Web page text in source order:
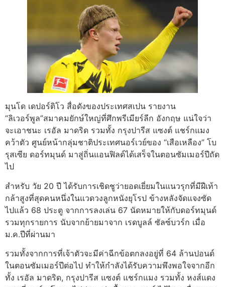
มุนโด เดปอร์ติโว สื่อดังของประเทศสเปน รายงาน
“ลิเวอร์พูล”สมาคมยักษ์ใหญ่ที่ศึกพรีเมียร์ลีก อังกฤษ แน่ใจว่า
จะเอาชนะ เรอัล มาดริด รวมทั้ง กรุงปารีส แซงต์ แชร์กแมง
คว้าตัว ศูนย์หน้ากลุ่มชาติประเทศนอร์เวย์ของ “เสือเหลือง” โบ
รุสเซีย ดอร์ทมุนด์ มาสู่ถิ่นแอนฟิลด์ได้เสร็จในตอนซัมเมอร์ปีถัด
ไป
สำหรับ วัย 20 ปี ได้รับการเชิดชูว่ายอดเยี่ยมในแนวรุกที่มีฝีเท้า
กล้าสูงที่สุดคนหนึ่งในแวดวงลูกหนังยุโรป ข้างหลังจัดแจงซัด
ไปแล้ว 68 ประตู จากการลงเล่น 67 นัดหมายให้กับดอร์ทมุนด์
รวมทุกรายการ นับจากย้ายมาจาก เรดบูลล์ ซัลซ์บวร์ก เมื่อ
ม.ค.ปีที่ผ่านมา
รวมทั้งจากการที่เจ้าตัวจะมีค่าฉีกข้อตกลงอยู่ที่ 64 ล้านปอนด์
ในตอนซัมเมอร์ปีต่อไป ทำให้กำลังได้รับความพึงพอใจจากอีก
ทั้ง เรอัล มาดริด, กรุงปารีส แซงต์ แชร์กแมง รวมทั้ง หงส์แดง